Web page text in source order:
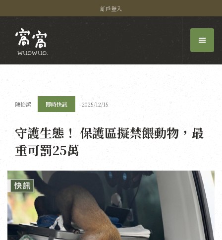
訂戶登入
陳怡潔 即時快訊 2025/12/15
守護生態！ 保護區擬禁餵動物，最
重可罰25萬